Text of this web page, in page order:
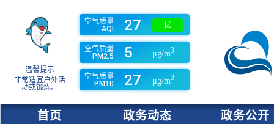
温馨提示
非常适宜户外活
动或锻炼。
空气质量
AQI
27 优
空气质量
PM2.5
5 μg/m3
空气质量
PM10
27 μg/m3
首页 政务动态 政务公开